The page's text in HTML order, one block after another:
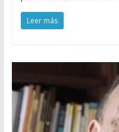
Leer más